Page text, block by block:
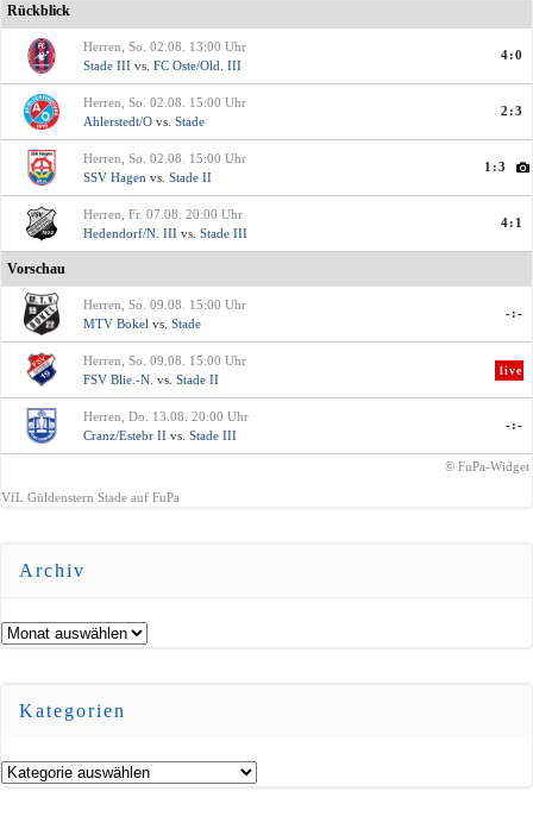
Rückblick
Herren, So. 02.08. 13:00 Uhr
Stade III vs. FC Oste/Old. III
4:0
Herren, So. 02.08. 15:00 Uhr
Ahlerstedt/O vs. Stade
2:3
Herren, So. 02.08. 15:00 Uhr
SSV Hagen vs. Stade II
1:3
Herren, Fr. 07.08. 20:00 Uhr
Hedendorf/N. III vs. Stade III
4:1
Vorschau
Herren, So. 09.08. 15:00 Uhr
MTV Bokel vs. Stade
-:-
Herren, So. 09.08. 15:00 Uhr
FSV Blie.-N. vs. Stade II
live
Herren, Do. 13.08. 20:00 Uhr
Cranz/Estebr II vs. Stade III
-:-
© FuPa-Widget
VfL Güldenstern Stade auf FuPa
Archiv
Archiv
Kategorien
Kategorien